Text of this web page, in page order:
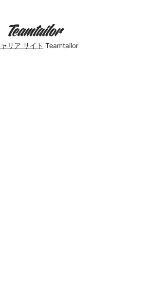
リア サイト Teamtailor